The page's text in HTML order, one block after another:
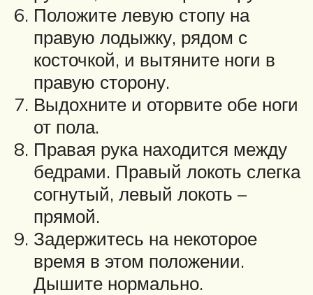
Положите левую стопу на
правую лодыжку, рядом с
косточкой, и вытяните ноги в
правую сторону.
Выдохните и оторвите обе ноги
от пола.
Правая рука находится между
бедрами. Правый локоть слегка
согнутый, левый локоть –
прямой.
Задержитесь на некоторое
время в этом положении.
Дышите нормально.